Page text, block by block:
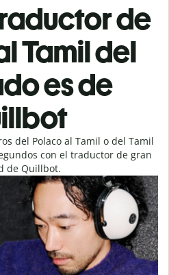
de
Tamil del
es de
del Polaco al Tamil o del Tamil
con el traductor de gran
de Quillbot.